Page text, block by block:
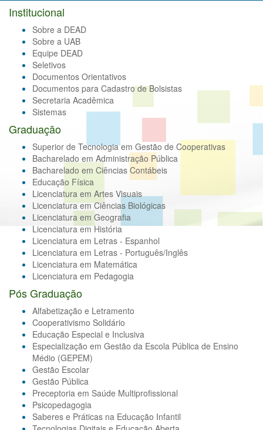
Institucional
Sobre a DEAD
Sobre a UAB
Equipe DEAD
Seletivos
Documentos Orientativos
Documentos para Cadastro de Bolsistas
Secretaria Acadêmica
Sistemas
Graduação
Superior de Tecnologia em Gestão de Cooperativas
Bacharelado em Administração Pública
Bacharelado em Ciências Contábeis
Educação Física
Licenciatura em Artes Visuais
Licenciatura em Ciências Biológicas
Licenciatura em Geografia
Licenciatura em História
Licenciatura em Letras - Espanhol
Licenciatura em Letras - Português/Inglês
Licenciatura em Matemática
Licenciatura em Pedagogia
Pós Graduação
Alfabetização e Letramento
Cooperativismo Solidário
Educação Especial e Inclusiva
Especialização em Gestão da Escola Pública de Ensino
Médio (GEPEM)
Gestão Escolar
Gestão Pública
Preceptoria em Saúde Multiprofissional
Psicopedagogia
Saberes e Práticas na Educação Infantil